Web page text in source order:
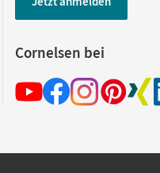
Cornelsen bei